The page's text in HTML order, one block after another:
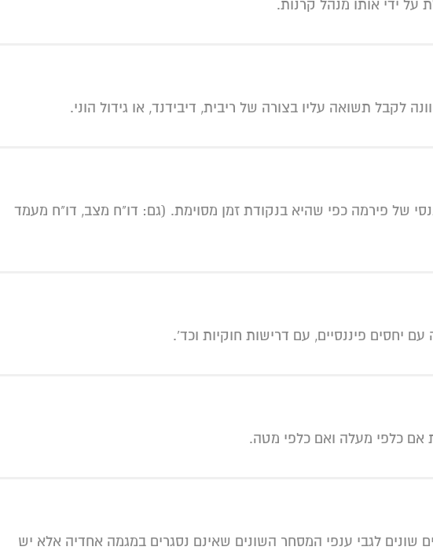
על ידי אותו מנהל קרנות.
לקבל תשואה עליו בצורה של ריבית, דיבידנד, או גידול הוני.
של פירמה כפי שהיא בנקודת זמן מסוימת. (גם: דו"ח מצב, דו"ח מעמד
יחסים פיננסיים, עם דרישות חוקיות וכד'.
אם כלפי מעלה ואם כלפי מטה.
שונים לגבי ענפי המסחר השונים שאינם נסגרים במגמה אחדיה אלא יש